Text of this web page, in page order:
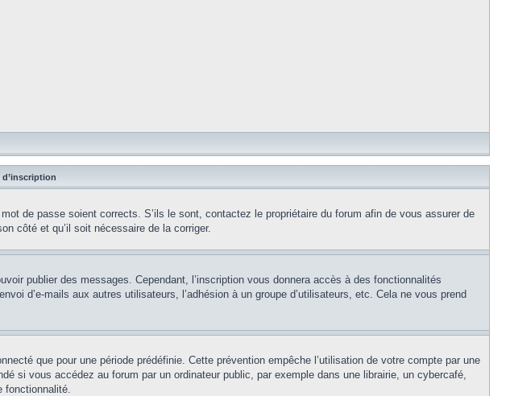
de passe soient corrects. S’ils le sont, contactez le propriétaire du forum afin de vous assurer de
côté et qu’il soit nécessaire de la corriger.
publier des messages. Cependant, l’inscription vous donnera accès à des fonctionnalités
d’e-mails aux autres utilisateurs, l’adhésion à un groupe d’utilisateurs, etc. Cela ne vous prend
que pour une période prédéfinie. Cette prévention empêche l’utilisation de votre compte par une
si vous accédez au forum par un ordinateur public, par exemple dans une librairie, un cybercafé,
fonctionnalité.